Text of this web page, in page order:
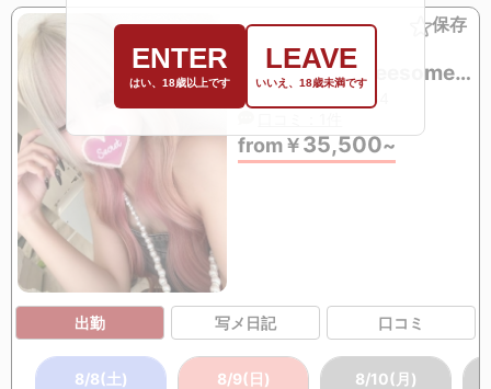
保存
No.014
KOKOA3P:threesome(mmf)OK (21歳)
from￥35,500~
出勤 写メ日記 口コミ
8/8(土) 8/9(日) 8/10(月)
ENTER
はい、18歳以上です
LEAVE
いいえ、18歳未満です